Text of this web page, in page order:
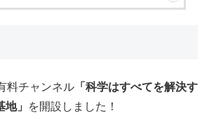
料チャンネル 「科学はすべてを解決す
」
を開設しました！